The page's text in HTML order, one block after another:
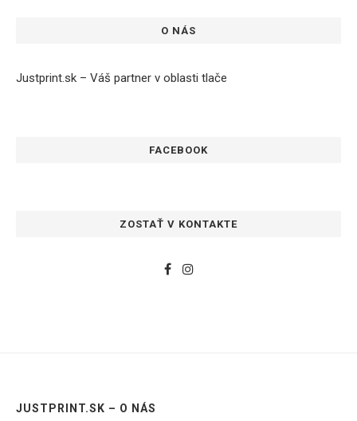
O NÁS
Justprint.sk – Váš partner v oblasti tlače
FACEBOOK
ZOSTAŤ V KONTAKTE
JUSTPRINT.SK – O NÁS